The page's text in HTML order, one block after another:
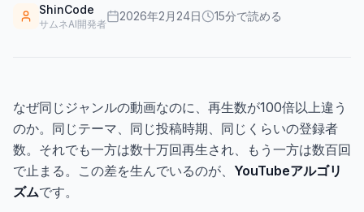
よくある質問
ブログ
無料で始める
ShinCode
サムネAI開発者
2026年2月24日 15分で読める
なぜ同じジャンルの動画なのに、再生数が100倍以上違う
のか。同じテーマ、同じ投稿時期、同じくらいの登録者
数。それでも一方は数十万回再生され、もう一方は数百回
で止まる。この差を生んでいるのが、 YouTubeアルゴリ
ズムです。